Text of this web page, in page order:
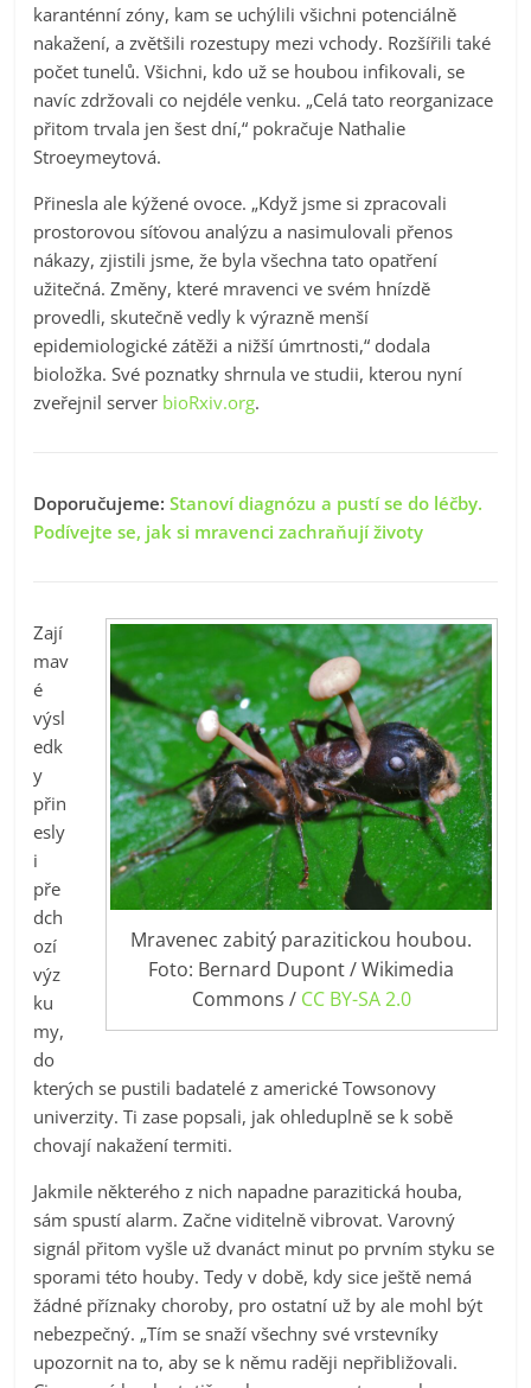
karanténní zóny, kam se uchýlili všichni potenciálně
nakažení, a zvětšili rozestupy mezi vchody. Rozšířili také
počet tunelů. Všichni, kdo už se houbou infikovali, se
navíc zdržovali co nejdéle venku. „Celá tato reorganizace
přitom trvala jen šest dní,“ pokračuje Nathalie
Stroeymeytová.
Přinesla ale kýžené ovoce. „Když jsme si zpracovali
prostorovou síťovou analýzu a nasimulovali přenos
nákazy, zjistili jsme, že byla všechna tato opatření
užitečná. Změny, které mravenci ve svém hnízdě
provedli, skutečně vedly k výrazně menší
epidemiologické zátěži a nižší úmrtnosti,“ dodala
bioložka. Své poznatky shrnula ve studii, kterou nyní
zveřejnil server bioRxiv.org.
Doporučujeme:Stanoví diagnózu a pustí se do léčby.
Podívejte se, jak si mravenci zachraňují životy
Mravenec zabitý parazitickou houbou.
Foto: Bernard Dupont / Wikimedia
Commons / CC BY-SA 2.0
Zají
mav
é
výsl
edk
y
přin
esly
i
pře
dch
ozí
výz
ku
my,
do
kterých se pustili badatelé z americké Towsonovy
univerzity. Ti zase popsali, jak ohleduplně se k sobě
chovají nakažení termiti.
Jakmile některého z nich napadne parazitická houba,
sám spustí alarm. Začne viditelně vibrovat. Varovný
signál přitom vyšle už dvanáct minut po prvním styku se
sporami této houby. Tedy v době, kdy sice ještě nemá
žádné příznaky choroby, pro ostatní už by ale mohl být
nebezpečný. „Tím se snaží všechny své vrstevníky
upozornit na to, aby se k němu raději nepřibližovali.